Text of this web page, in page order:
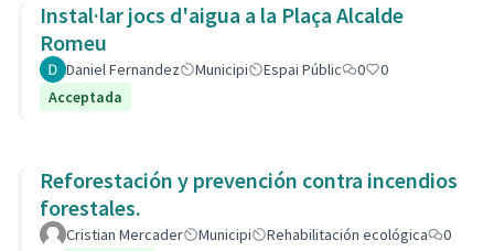
Instal·lar jocs d'aigua a la Plaça Alcalde
Romeu
Daniel Fernandez Municipi Espai Públic 0
0
Acceptada
Reforestación y prevención contra incendios
forestales.
Cristian Mercader Municipi Rehabilitación ecológica
0